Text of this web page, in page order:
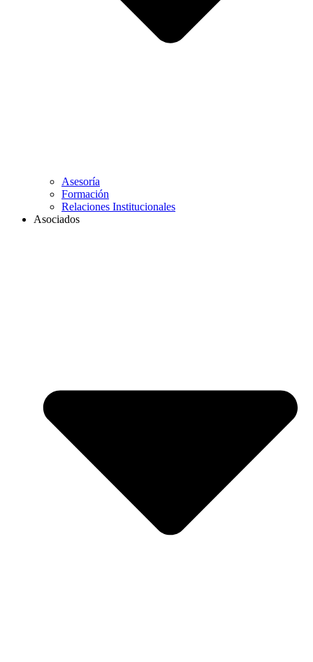
Asesoría
Formación
Relaciones Institucionales
Asociados